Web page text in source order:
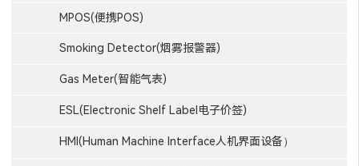
MPOS(便携POS)
Smoking Detector(烟雾报警器)
Gas Meter(智能气表)
ESL(Electronic Shelf Label电子价签)
HMI(Human Machine Interface人机界面设备）